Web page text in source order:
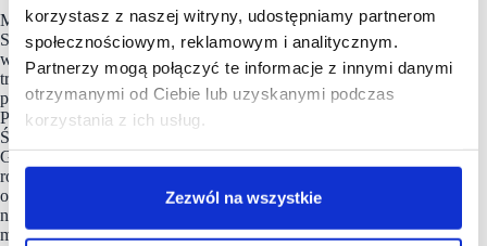
korzystasz z naszej witryny, udostępniamy partnerom
społecznościowym, reklamowym i analitycznym.
Partnerzy mogą połączyć te informacje z innymi danymi
otrzymanymi od Ciebie lub uzyskanymi podczas
korzystania z ich usług.
Zezwól na wszystkie
Mająca swoją siedzibę w Ostrowcu Świętokrzyskim Piekarnia
Skalski to jedna z najstarszych tego typu rodzinnych firm
w regionie świętokrzyskim. Jej historia sięga co najmniej lat
trzydziestych XX wieku, kiedy Ignacy Gierzkowski, założyciel
piekarni, razem z żoną, prowadził piekarnię w Kunowie.
Po wojnie małżonkowie uruchomili piekarnię w Ostrowcu
Świętokrzyskim. Dziś zakład prowadzony przez ich wnuka,
Grzegorza Skalskiego, słynie z produkcji kilkudziesięciu
rodzajów tradycyjnego pieczywa bez polepszaczy
oraz domowych ciast. Świeże wypieki docierają do sklepów
na terenie trzech województw – świętokrzyskiego,
mazowieckiego i podkarpackiego.